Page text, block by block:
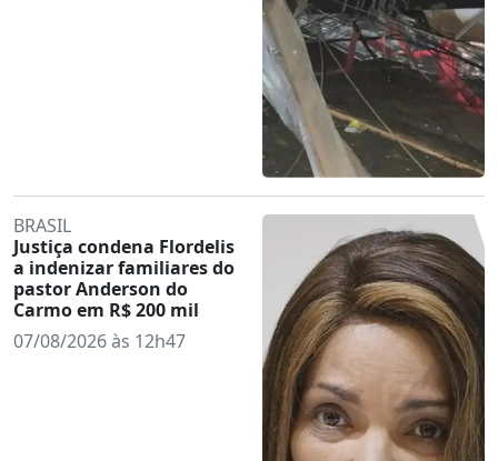
BRASIL
Justiça condena Flordelis
a indenizar familiares do
pastor Anderson do
Carmo em R$ 200 mil
07/08/2026 às 12h47